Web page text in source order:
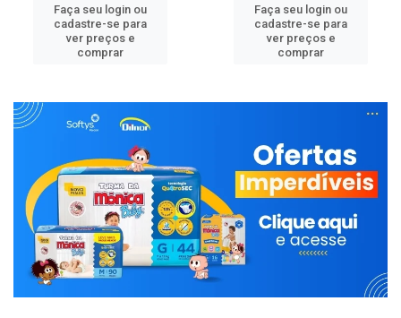
Faça seu login ou
cadastre-se para
ver preços e
comprar
Faça seu login ou
cadastre-se para
ver preços e
comprar